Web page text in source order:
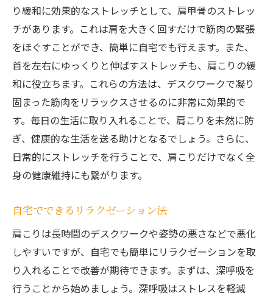
り緩和に効果的なストレッチとして、肩甲骨のストレッ
チがあります。これは肩を大きく回すだけで筋肉の緊張
をほぐすことができ、簡単に自宅でも行えます。また、
首を左右にゆっくりと伸ばすストレッチも、肩こりの緩
和に役立ちます。これらの方法は、デスクワークで凝り
固まった筋肉をリラックスさせるのに非常に効果的で
す。毎日の生活に取り入れることで、肩こりを未然に防
ぎ、健康的な生活を送る助けとなるでしょう。さらに、
日常的にストレッチを行うことで、肩こりだけでなく全
身の健康維持にも繋がります。
自宅でできるリラクゼーション法
肩こりは長時間のデスクワークや姿勢の悪さなどで悪化
しやすいですが、自宅でも簡単にリラクゼーションを取
り入れることで改善が期待できます。まずは、深呼吸を
行うことから始めましょう。深呼吸はストレスを軽減